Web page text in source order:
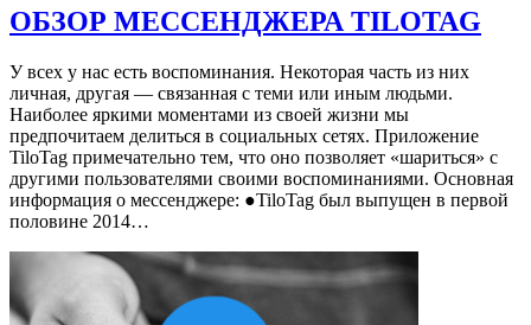
ОБЗОР МЕССЕНДЖЕРА TILOTAG
У всех у нас есть воспоминания. Некоторая часть из них
личная, другая — связанная с теми или иным людьми.
Наиболее яркими моментами из своей жизни мы
предпочитаем делиться в социальных сетях. Приложение
TiloTag примечательно тем, что оно позволяет «шариться» с
другими пользователями своими воспоминаниями. Основная
информация о мессенджере: ●TiloTag был выпущен в первой
половине 2014…